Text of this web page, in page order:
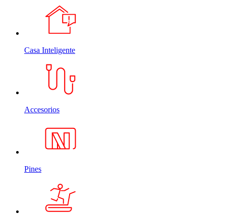
Casa Inteligente
Accesorios
Pines